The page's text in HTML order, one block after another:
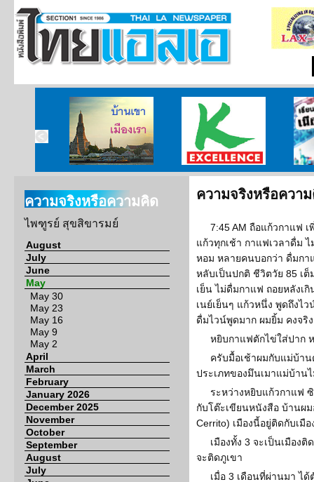
บ้านเขา เมืองเรา ศูนย์วิจัยกสิกรไทย เรีย
ความจริงหรือความคิด
ไพฑูรย์ สุขสิขารมย์
August
July
June
May
May 30
May 23
May 16
May 9
May 2
April
March
February
January 2026
December 2025
November
October
September
August
July
ความจริงหรือควา
7:45 AM ถือแก้วกาแฟ
แก้วทุกเช้า กาแฟเวลาดื่ม
หอม หลายคนบอกว่า ดื่มก
หลับเป็นปกติ ชีวิตวัย 85 เต็
เย็น ไม่ดื่มกาแฟ ถอยหลังเ
เนย์เย็นๆ แก้วหนึ่ง พูดถึงไ
ดื่มไวน์พูดมาก ผมยิ้ม คงจริ
หยิบกาแฟตักไข่ใส่ปาก
ครับมื้อเช้าผมกับแม่บ้า
ประเภทของมึนเมาแม่บ้าน
ระหว่างหยิบแก้วกาแฟ
กับโต๊ะเขียนหนังสือ บ้านผม
Cerrito) เมืองนี้อยู่ติดกับเมื
เมืองทั้ง 3 จะเป็นเมือง
จะติดภูเขา
เมื่อ 3 เดือนที่ผ่านมา ไ